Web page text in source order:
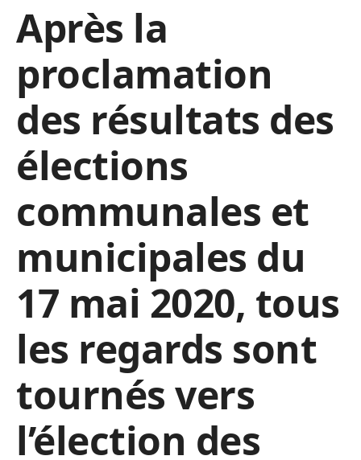
Après la
proclamation
des résultats des
élections
communales et
municipales du
17 mai 2020, tous
les regards sont
tournés vers
l’élection des